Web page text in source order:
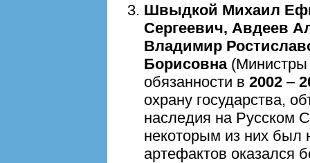
Швыдкой Михаил
Сергеевич, Авдеев
Владимир
Борисовна(Министры
обязанности в 2002 –
охрану государства,
наследия на Русском
некоторым из них был
артефактов оказался